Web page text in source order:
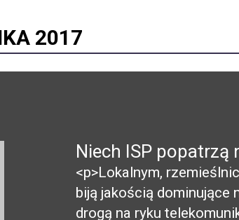
2017
Niech ISP popatrzą
<p>Lokalnym,
biją jakością dominujące
drogą na ryku